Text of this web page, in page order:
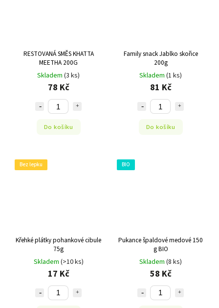
RESTOVANÁ SMĚS KHATTA
MEETHA 200G
Skladem (3 ks)
78 Kč
Do košíku
Family snack Jablko skořice
200g
Skladem (1 ks)
81 Kč
Do košíku
Bez lepku
Křehké plátky pohankové cibule
75g
Skladem (>10 ks)
17 Kč
BIO
Pukance špaldové medové 150
g BIO
Skladem (8 ks)
58 Kč